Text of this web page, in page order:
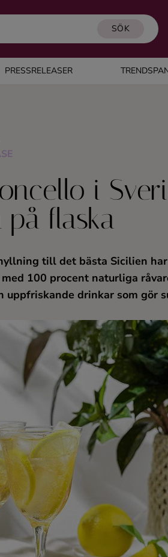
SÖK
PRESSRELEASER
i
på flaska
till det bästa Sicilien
100 procent naturliga
drinkar som gör